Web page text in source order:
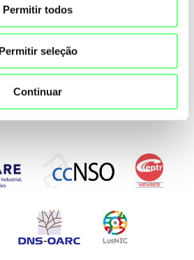
Permitir todos
Permitir seleção
Continuar